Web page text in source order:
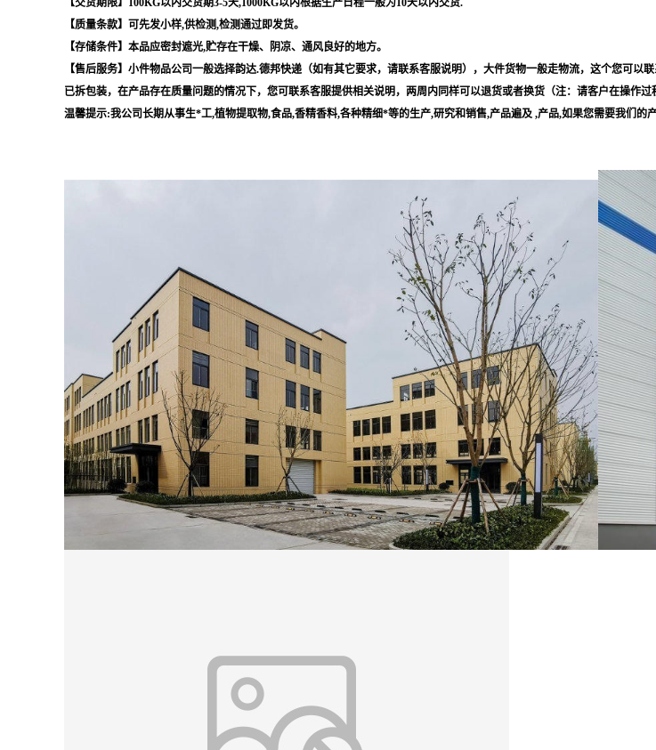
【质量条款】可先发小样,供检测,检测通过即发货。
【存储条件】本品应密封遮光,贮存在干燥、阴凉、通风良好的地方。
【售后服务】小件物品公司一般选择韵达.德邦快递（如有其它要求，请联系客服说明），大件货物一般走物流，这个您可
已拆包装，在产品存在质量问题的情况下，您可联系客服提供相关说明，两周内同样可以退货或者换货（注：请客户在操作过
温馨提示:我公司长期从事生*工,植物提取物,食品,香精香料,各种精细*等的生产,研究和销售,产品遍及 ,产品,如果您需要我们的